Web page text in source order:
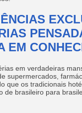
EM
em verdadeiras
supermercados,
que os tradicionais
de brasileiro para